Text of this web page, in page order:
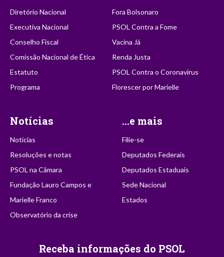
Diretório Nacional
Executiva Nacional
Conselho Fiscal
Comissão Nacional de Ética
Estatuto
Programa
Fora Bolsonaro
PSOL Contra a Fome
Vacina Já
Renda Justa
PSOL Contra o Coronavírus
Florescer por Marielle
Notícias
Notícias
Resoluções e notas
PSOL na Câmara
Fundação Lauro Campos e
Marielle Franco
Observatório da crise
...e mais
Filie-se
Deputados Federais
Deputados Estaduais
Sede Nacional
Estados
Receba informações do PSOL